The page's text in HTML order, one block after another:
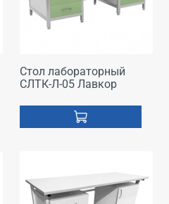
Стол лабораторный
СЛТК-Л-05 Лавкор